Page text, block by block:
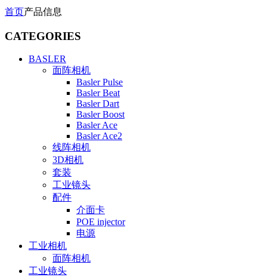
首页产品信息
CATEGORIES
BASLER
面阵相机
Basler Pulse
Basler Beat
Basler Dart
Basler Boost
Basler Ace
Basler Ace2
线阵相机
3D相机
套装
工业镜头
配件
介面卡
POE injector
电源
工业相机
面阵相机
工业镜头